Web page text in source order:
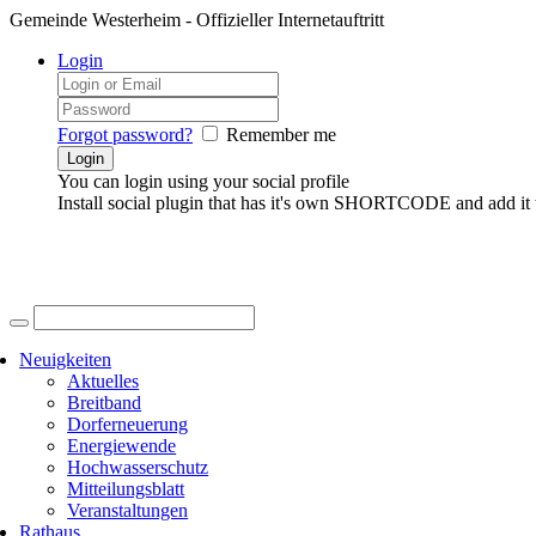
Gemeinde Westerheim - Offizieller Internetauftritt
Login
Forgot password? Remember me
You can login using your social profile
Install social plugin that has it's own SHORTCODE and add
Neuigkeiten
Aktuelles
Breitband
Dorferneuerung
Energiewende
Hochwasserschutz
Mitteilungsblatt
Veranstaltungen